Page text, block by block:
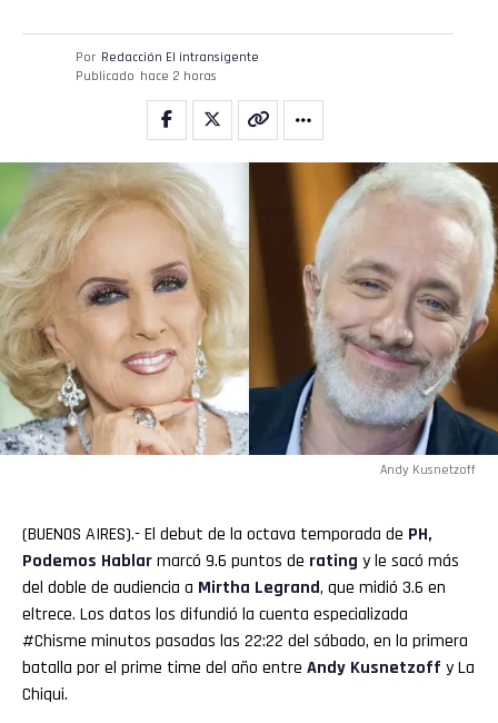
Por Redacción El intransigente
Publicado hace 2 horas
Andy Kusnetzoff
(BUENOS AIRES).- El debut de la octava temporada de PH,
Podemos Hablarmarcó 9.6 puntos de rating y le sacó más
del doble de audiencia a Mirtha Legrand, que midió 3.6 en
eltrece. Los datos los difundió la cuenta especializada
#Chisme minutos pasadas las 22:22 del sábado, en la primera
batalla por el prime time del año entre Andy Kusnetzoff y La
Chiqui.